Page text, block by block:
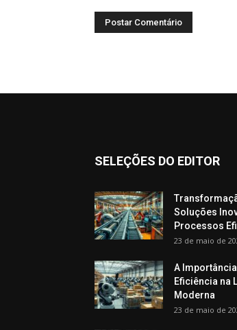
SELEÇÕES DO EDITOR
Soluções
Processos
23 de maio de
A
Eficiência na
Moderna
23 de maio de